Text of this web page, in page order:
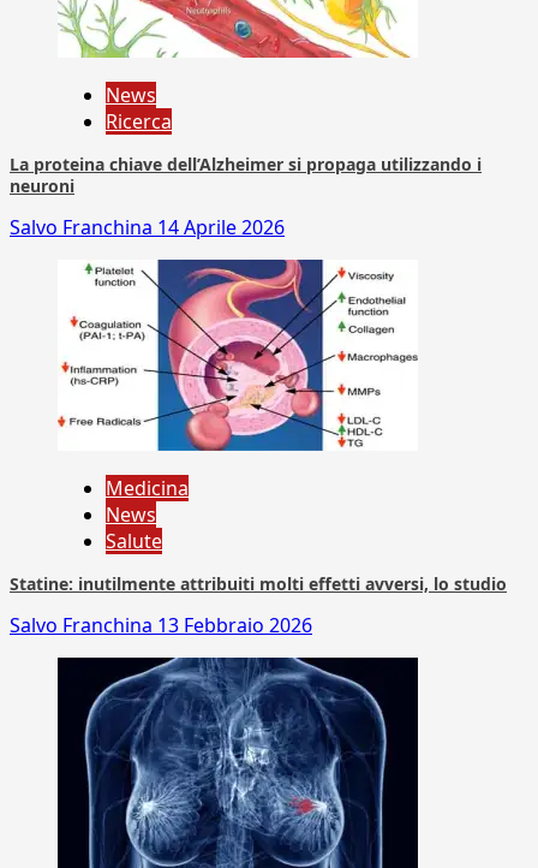
News
Ricerca
La proteina chiave dell’Alzheimer si propaga utilizzando i
neuroni
Salvo Franchina 14 Aprile 2026
Medicina
News
Salute
Statine: inutilmente attribuiti molti effetti avversi, lo studio
Salvo Franchina 13 Febbraio 2026